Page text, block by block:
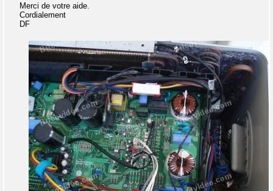
Merci de votre aide.
Cordialement
DF